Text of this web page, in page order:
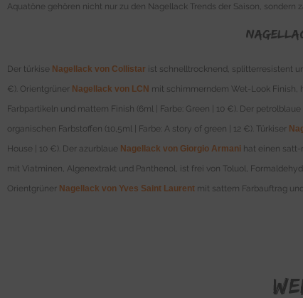
Aquatöne gehören nicht nur zu den Nagellack Trends der Saison,
Der türkise Nagellack von Collistar ist schnelltrocknend, splitterresistent
€). Orientgrüner Nagellack von LCN mit schimmerndem Wet-Look Finish,
Farbpartikeln und mattem Finish (6ml | Farbe: Green | 10 €). Der petrolblaue
organischen Farbstoffen (10,5ml | Farbe: A story of green | 12 €). Türkiser
House | 10 €). Der azurblaue Nagellack von Giorgio Armani hat einen satt-
mit Viatminen, Algenextrakt und Panthenol, ist frei von Toluol,
Orientgrüner Nagellack von Yves Saint Laurent mit sattem Farbauftrag